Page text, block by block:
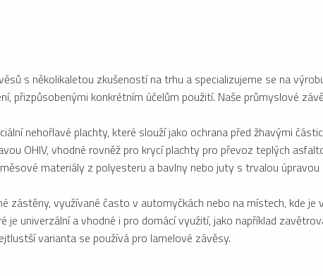
s několikaletou zkušeností na trhu a specializujeme se na
přizpůsobenými konkrétním účelům použití. Naše průmyslové
nehořlavé plachty, které slouží jako ochrana před žhavými
OHIV, vhodné rovněž pro krycí plachty pro převoz teplých
materiály z polyesteru a bavlny nebo juty s trvalou
zástěny, využívané často v automyčkách nebo na místech, kde
je univerzální a vhodné i pro domácí využití, jako například
varianta se používá pro lamelové závěsy.